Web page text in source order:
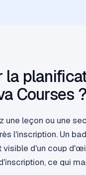
la
Courses ?
une leçon ou une
l'inscription. Un
d'un coup
ce qui